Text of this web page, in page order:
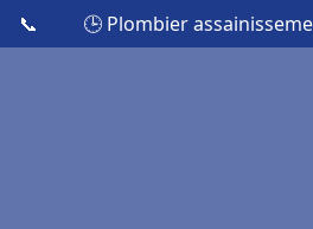
📞 🕒 Plombier